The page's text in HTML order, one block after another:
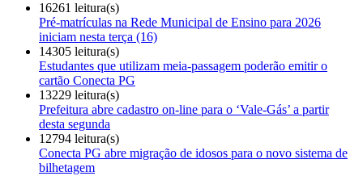
16261 leitura(s)
Pré-matrículas na Rede Municipal de Ensino para 2026
iniciam nesta terça (16)
14305 leitura(s)
Estudantes que utilizam meia-passagem poderão emitir o
cartão Conecta PG
13229 leitura(s)
Prefeitura abre cadastro on-line para o ‘Vale-Gás’ a partir
desta segunda
12794 leitura(s)
Conecta PG abre migração de idosos para o novo sistema de
bilhetagem